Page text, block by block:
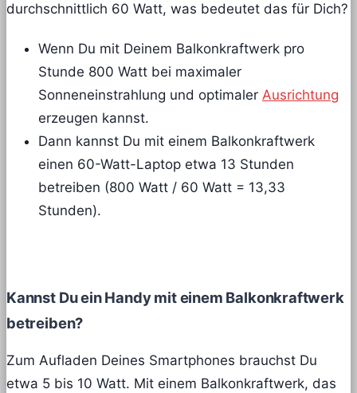
durchschnittlich 60 Watt, was bedeutet das für Dich?
Wenn Du mit Deinem Balkonkraftwerk pro
Stunde 800 Watt bei maximaler
Sonneneinstrahlung und optimaler Ausrichtung
erzeugen kannst.
Dann kannst Du mit einem Balkonkraftwerk
einen 60-Watt-Laptop etwa 13 Stunden
betreiben (800 Watt / 60 Watt = 13,33
Stunden).
Kannst Du ein Handy mit einem Balkonkraftwerk
betreiben?
Zum Aufladen Deines Smartphones brauchst Du
etwa 5 bis 10 Watt. Mit einem Balkonkraftwerk, das